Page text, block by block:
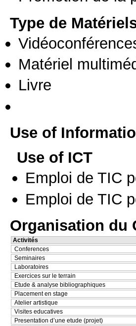
Type de
Matériel
Livre
Use of
Use of ICT
Emploi de TIC
Emploi de TIC
Organisation du
Activités
Conferences
Seminaires
Laboratoires
Exercices sur le terrain
Etude & analyse bibliographiques
Placement en stage
Atelier artistique
Visites educatives
Presentation d’une etude (projet)